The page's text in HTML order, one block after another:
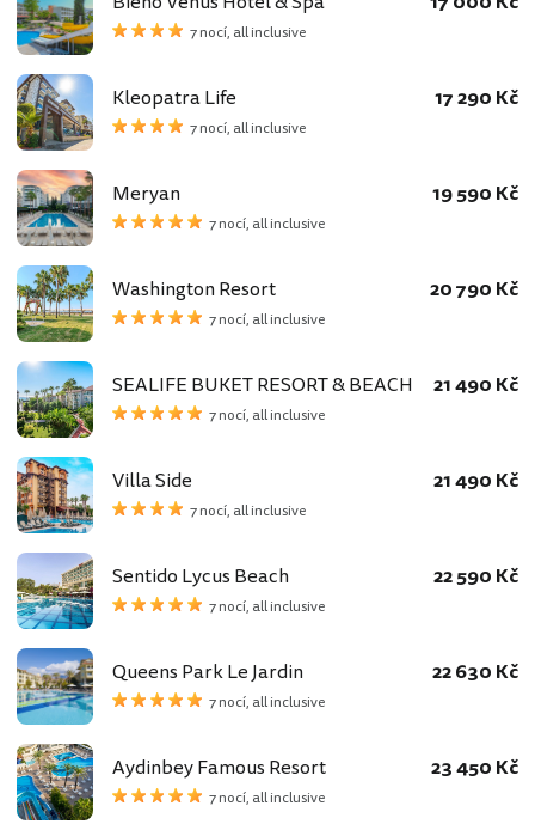
7 nocí, all inclusive
Kleopatra Life
7 nocí, all inclusive
17 290 Kč
Meryan
7 nocí, all inclusive
19 590 Kč
Washington Resort
7 nocí, all inclusive
20 790 Kč
SEALIFE BUKET RESORT & BEACH
7 nocí, all inclusive
21 490 Kč
Villa Side
7 nocí, all inclusive
21 490 Kč
Sentido Lycus Beach
7 nocí, all inclusive
22 590 Kč
Queens Park Le Jardin
7 nocí, all inclusive
22 630 Kč
Aydinbey Famous Resort
7 nocí, all inclusive
23 450 Kč